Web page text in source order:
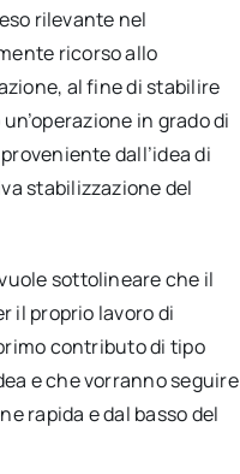
rilevante nel
ricorso allo
al fine di stabilire
in grado di
dall’idea di
stabilizzazione del
sottolineare che il
il proprio lavoro di
contributo di tipo
e che vorranno seguire
rapida e dal basso del